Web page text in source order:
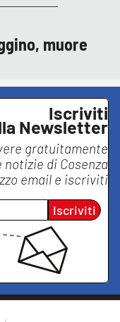
muore
Iscriviti
Newsletter
gratuitamente
notizie di Cosenza
email e iscriviti
Iscriviti